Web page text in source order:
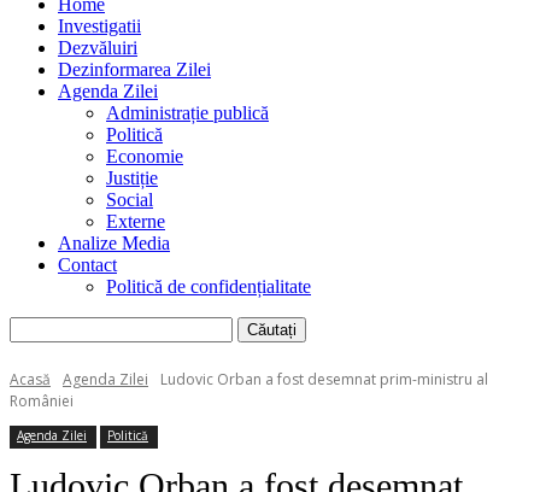
Home
Investigatii
Dezvăluiri
Dezinformarea Zilei
Agenda Zilei
Administrație publică
Politică
Economie
Justiție
Social
Externe
Analize Media
Contact
Politică de confidențialitate
Acasă Agenda Zilei
Ludovic Orban a fost desemnat prim-ministru al
României
Agenda Zilei Politică